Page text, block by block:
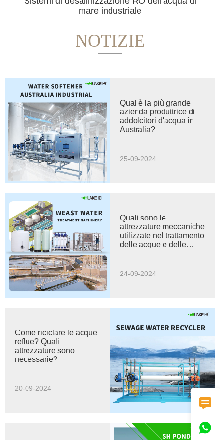
mare industriale
NOTIZIE
Qual è la più grande
azienda produttrice di
addolcitori d'acqua in
Australia?
25-09-2024
Quali sono le
attrezzature meccaniche
utilizzate nel trattamento
delle acque e delle
24-09-2024
Come riciclare le acque
reflue? Quali
attrezzature sono
necessarie?
20-09-2024

